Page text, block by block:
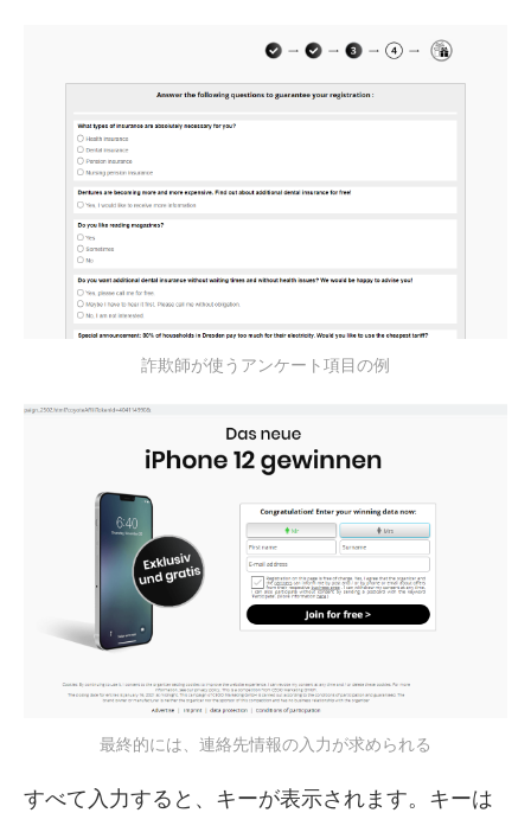
詐欺師が使うアンケート項目の例
最終的には、連絡先情報の入力が求められる
すべて入力すると、キーが表示されます。キーは